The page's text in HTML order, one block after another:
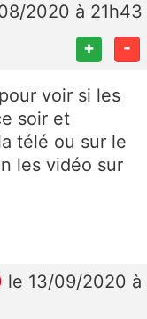
2020 à 21h43
+ -
voir si les
soir et
télé ou sur le
les vidéo sur
le 13/09/2020 à